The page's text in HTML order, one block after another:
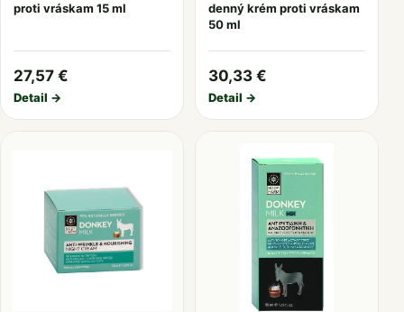
proti vráskam 15 ml
27,57 €
Detail →
denný krém proti vráskam
50 ml
30,33 €
Detail →